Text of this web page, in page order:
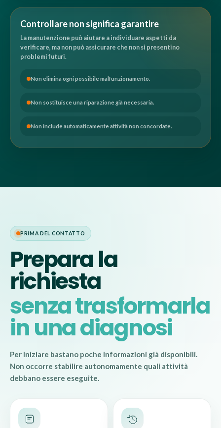
Controllare non significa garantire
La manutenzione può aiutare a individuare aspetti da
verificare, ma non può assicurare che non si presentino
problemi futuri.
Non elimina ogni possibile malfunzionamento.
Non sostituisce una riparazione già necessaria.
Non include automaticamente attività non concordate.
PRIMA DEL CONTATTO
Prepara la
richiesta
senza trasformarla
in una diagnosi
Per iniziare bastano poche informazioni già disponibili.
Non occorre stabilire autonomamente quali attività
debbano essere eseguite.